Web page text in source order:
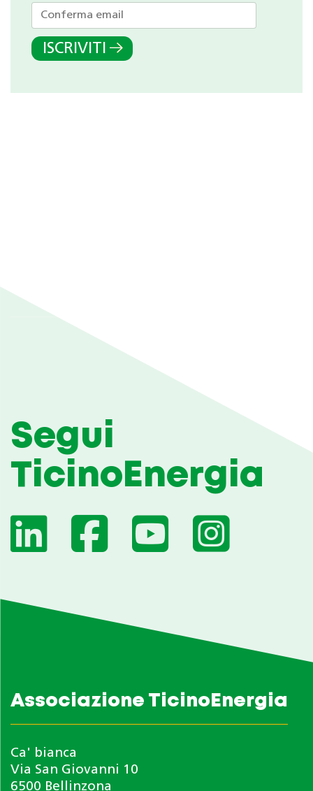
ISCRIVITI
Segui
TicinoEnergia
Associazione TicinoEnergia
Ca' bianca
Via San Giovanni 10
6500 Bellinzona